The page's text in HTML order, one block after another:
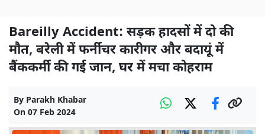
Bareilly Accident: सड़क हादसों में दो की
मौत, बरेली में फर्नीचर कारीगर और बदायूं में
बैंककर्मी की गई जान, घर में मचा कोहराम
By Parakh Khabar
On 07 Feb 2024